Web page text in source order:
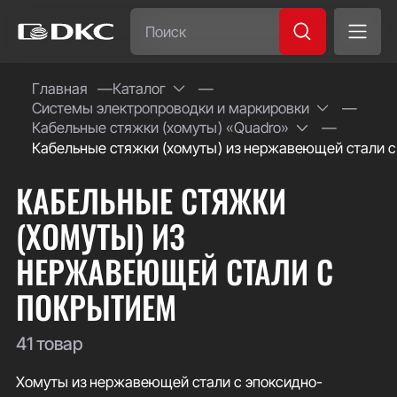
Главная
Каталог
Системы электропроводки и маркировки
Кабельные стяжки (хомуты) «Quadro»
Кабельные стяжки (хомуты) из нержавеющей стали
КАБЕЛЬНЫЕ СТЯЖКИ
(ХОМУТЫ) ИЗ
НЕРЖАВЕЮЩЕЙ СТАЛИ С
ПОКРЫТИЕМ
41 товар
Хомуты из нержавеющей стали с эпоксидно-
Часто ищут:
Специсполнение